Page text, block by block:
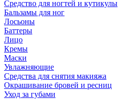
Средство для ногтей и кутикулы
Бальзамы для ног
Лосьоны
Баттеры
Лицо
Кремы
Маски
Увлажняющие
Средства для снятия макияжа
Окрашивание бровей и ресниц
Уход за губами